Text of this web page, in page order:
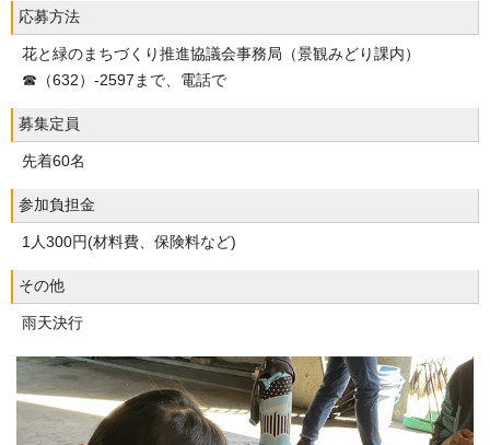
応募方法
花と緑のまちづくり推進協議会事務局（景観みどり課内）
☎（632）-2597まで、電話で
募集定員
先着60名
参加負担金
1人300円(材料費、保険料など)
その他
雨天決行